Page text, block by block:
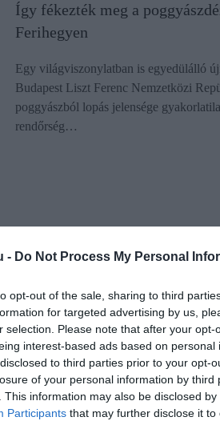
- Do Not Process My Personal
opt-out of the sale, sharing to third
for targeted advertising by us,
selection. Please note that after your
interest-based ads based on
to third parties prior to your opt-
of your personal information by third
This information may also be disclosed
Participants that may further disclose it to
Így fékezték meg a
Ferihegyen
Egy világviszonylatban is egyedülálló
Budapest Liszt Ferenc Nemzetközi
poggyászból lopás jelensége
rendőrség…